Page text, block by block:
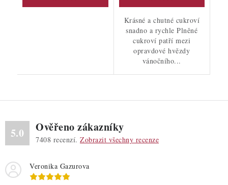
Krásné a chutné cukroví
snadno a rychle Plněné
cukroví patří mezi
opravdové hvězdy
vánočního...
5.0 Ověřeno zákazníky
7408 recenzí. Zobrazit všechny recenze
Veronika Gazurova